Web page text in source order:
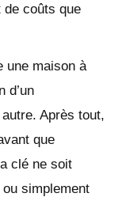
de coûts que
une maison à
d’un
Après tout,
que
clé ne soit
simplement